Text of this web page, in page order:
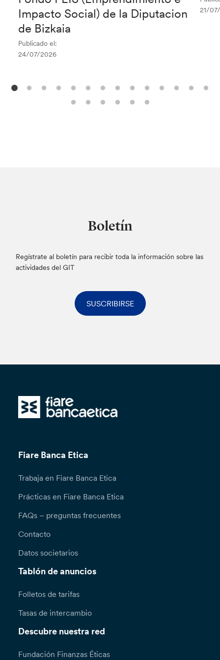
Impacto Social) de la Diputacion
de Bizkaia
Publicado el:
24/07/2026
21/
Boletín
Regístrate al boletín para recibir toda la información sobre las
actividades del GIT
SUSCRIBIRSE
Fiare Banca Etica
Trabaja en Fiare Banca Etica
Prácticas en Fiare Banca Etica
FAQs – preguntas frecuentes
Contacto
Datos societarios
Tablón de anuncios
Folletos de tarifas
Tasas de intercambio
Descubre nuestra red
Fundación Finanzas Éticas